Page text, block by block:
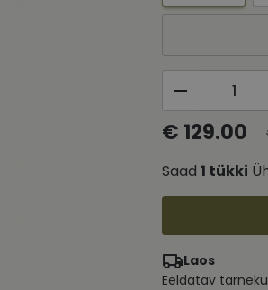
€ 129.00
Saad 1 tükki
Laos
Eeldatav